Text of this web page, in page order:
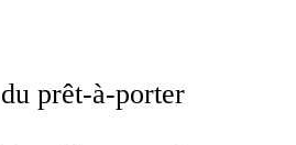
prêt-à-porter